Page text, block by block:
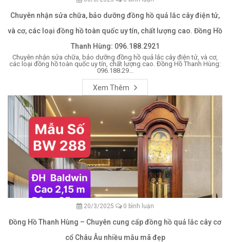
Chuyên nhận sửa chữa, bảo dưỡng đồng hồ quả lắc cây điện tử,
và cơ, các loại đồng hồ toàn quốc uy tín, chất lượng cao. Đồng Hồ
Thanh Hùng: 096.188.2921
Chuyên nhận sửa chữa, bảo dưỡng đồng hồ quả lắc cây điện tử, và cơ,
các loại đồng hồ toàn quốc uy tín, chất lượng cao. Đồng Hồ Thanh Hùng:
096.188.29...
Xem Thêm
20/3/2025 0 bình luận
Đồng Hồ Thanh Hùng – Chuyên cung cấp đồng hồ quả lắc cây cơ
cổ Châu Âu nhiều mẫu mã đẹp